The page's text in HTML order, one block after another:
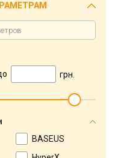
грн.
BASEUS